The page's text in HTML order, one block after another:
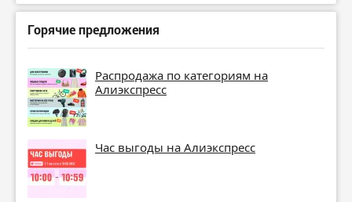
Горячие предложения
Распродажа по категориям на
Алиэкспресс
Час выгоды на Алиэкспресс